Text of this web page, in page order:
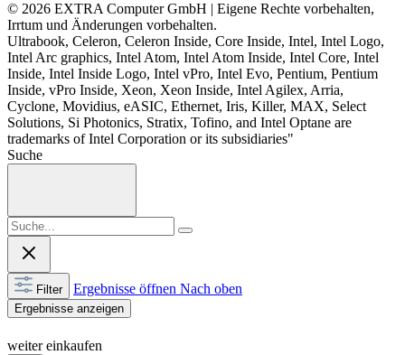
© 2026 EXTRA Computer GmbH | Eigene Rechte vorbehalten,
Irrtum und Änderungen vorbehalten.
Ultrabook, Celeron, Celeron Inside, Core Inside, Intel, Intel Logo,
Intel Arc graphics, Intel Atom, Intel Atom Inside, Intel Core, Intel
Inside, Intel Inside Logo, Intel vPro, Intel Evo, Pentium, Pentium
Inside, vPro Inside, Xeon, Xeon Inside, Intel Agilex, Arria,
Cyclone, Movidius, eASIC, Ethernet, Iris, Killer, MAX, Select
Solutions, Si Photonics, Stratix, Tofino, and Intel Optane are
trademarks of Intel Corporation or its subsidiaries"
Suche
Filter Ergebnisse öffnen Nach oben
Ergebnisse anzeigen
weiter einkaufen